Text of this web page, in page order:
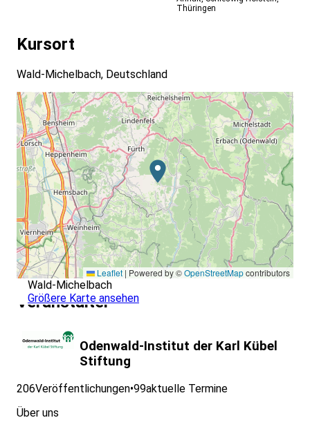
Thüringen
Kursort
Wald-Michelbach, Deutschland
Leaflet | Powered by ©OpenStreetMapcontributors
Wald-Michelbach
Größere Karte ansehen
Veranstalter
Odenwald-Institut der Karl Kübel
Stiftung
206Veröffentlichungen•99aktuelle Termine
Über uns